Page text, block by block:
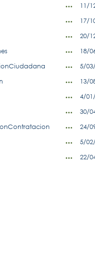
11/
17/
20/
18/
5/
13/
4/
30/
24/
5/
22/